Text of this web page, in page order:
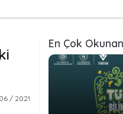
/ 2021
En Çok